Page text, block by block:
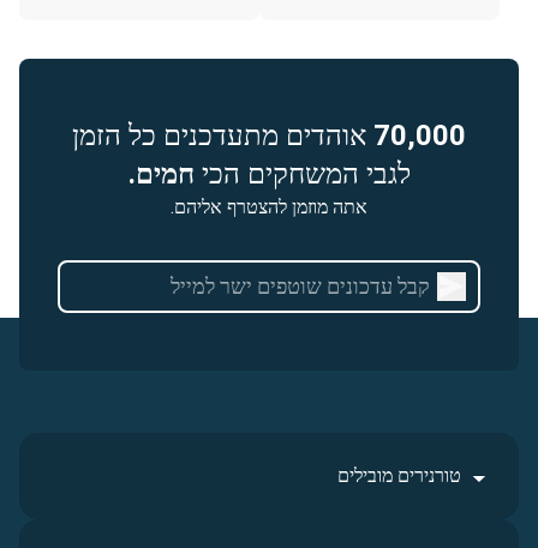
70,000 אוהדים מתעדכנים כל הזמן
לגבי המשחקים הכי חמים.
אתה מוזמן להצטרף אליהם.
טורנירים מובילים